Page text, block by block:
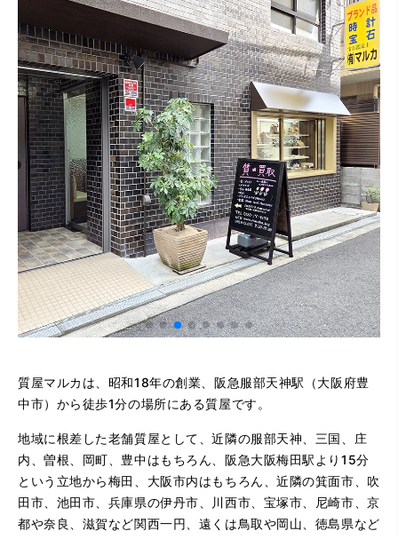
質屋マルカは、昭和18年の創業、阪急服部天神駅（大阪府豊
中市）から徒歩1分の場所にある質屋です。
地域に根差した老舗質屋として、近隣の服部天神、三国、庄
内、曽根、岡町、豊中はもちろん、阪急大阪梅田駅より15分
という立地から梅田、大阪市内はもちろん、近隣の箕面市、吹
田市、池田市、兵庫県の伊丹市、川西市、宝塚市、尼崎市、京
都や奈良、滋賀など関西一円、遠くは鳥取や岡山、徳島県など